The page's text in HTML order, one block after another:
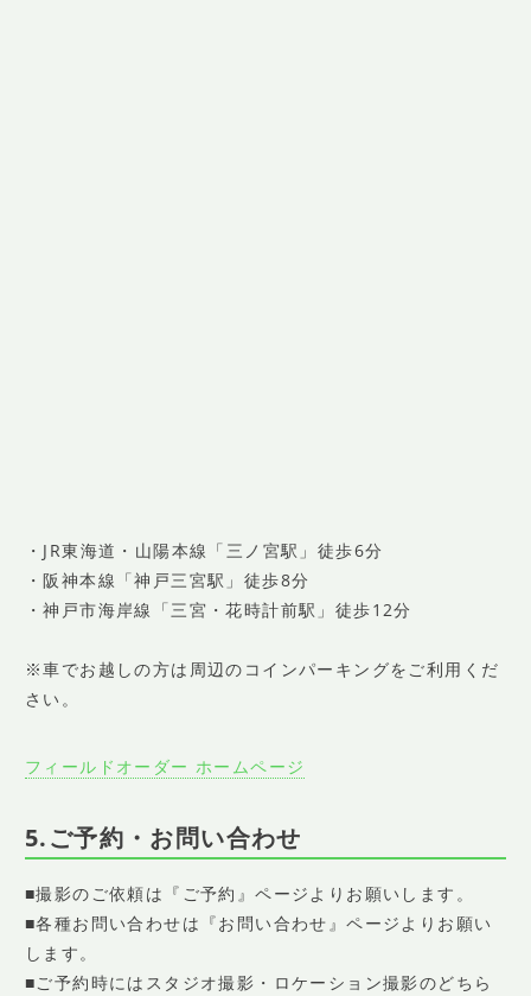
・JR東海道・山陽本線「三ノ宮駅」徒歩6分
・阪神本線「神戸三宮駅」徒歩8分
・神戸市海岸線「三宮・花時計前駅」徒歩12分
※車でお越しの方は周辺のコインパーキングをご利用くだ
さい。
フィールドオーダー ホームページ
5.ご予約・お問い合わせ
■撮影のご依頼は『ご予約』ページよりお願いします。
■各種お問い合わせは『お問い合わせ』ページよりお願い
します。
■ご予約時にはスタジオ撮影・ロケーション撮影のどちら